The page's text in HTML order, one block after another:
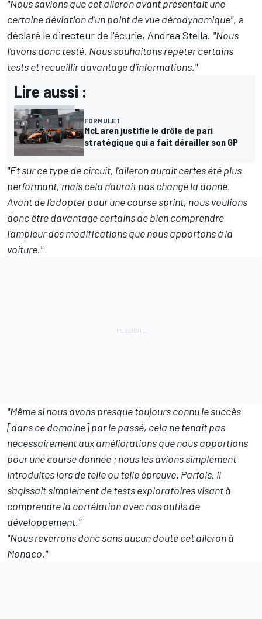
"Nous savions que cet aileron avant présentait une
certaine déviation d'un point de vue aérodynamique", a
déclaré le directeur de l'écurie, Andrea Stella. "Nous
l'avons donc testé. Nous souhaitons répéter certains
tests et recueillir davantage d'informations."
Lire aussi :
FORMULE 1
McLaren justifie le drôle de pari
stratégique qui a fait dérailler son GP
"Et sur ce type de circuit, l'aileron aurait certes été plus
performant, mais cela n'aurait pas changé la donne.
Avant de l'adopter pour une course sprint, nous voulions
donc être davantage certains de bien comprendre
l'ampleur des modifications que nous apportons à la
voiture."
"Même si nous avons presque toujours connu le succès
[dans ce domaine] par le passé, cela ne tenait pas
nécessairement aux améliorations que nous apportions
pour une course donnée ; nous les avions simplement
introduites lors de telle ou telle épreuve. Parfois, il
s'agissait simplement de tests exploratoires visant à
comprendre la corrélation avec nos outils de
développement."
"Nous reverrons donc sans aucun doute cet aileron à
Monaco."